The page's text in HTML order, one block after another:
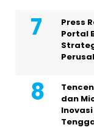
Press
Portal
dan